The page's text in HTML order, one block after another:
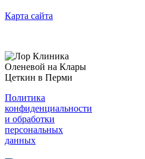
Карта сайта
Политика
конфиденциальности
и обработки
персональных
данных